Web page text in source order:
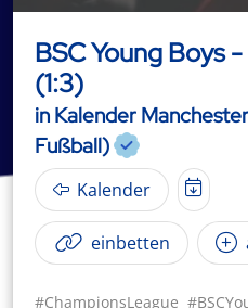
BSC Young Boys
(1:3)
in Kalender
Fußball)
Kalender
einbetten
#ChampionsLeague